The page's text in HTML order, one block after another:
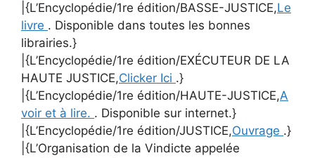
|{L’Encyclopédie/1re édition/BASSE-JUSTICE,Le
livre . Disponible dans toutes les bonnes
librairies.}
|{L’Encyclopédie/1re édition/EXÉCUTEUR DE LA
HAUTE JUSTICE,Clicker Ici .}
|{L’Encyclopédie/1re édition/HAUTE-JUSTICE,A
voir et à lire. . Disponible sur internet.}
|{L’Encyclopédie/1re édition/JUSTICE,Ouvrage .}
|{L’Organisation de la Vindicte appelée